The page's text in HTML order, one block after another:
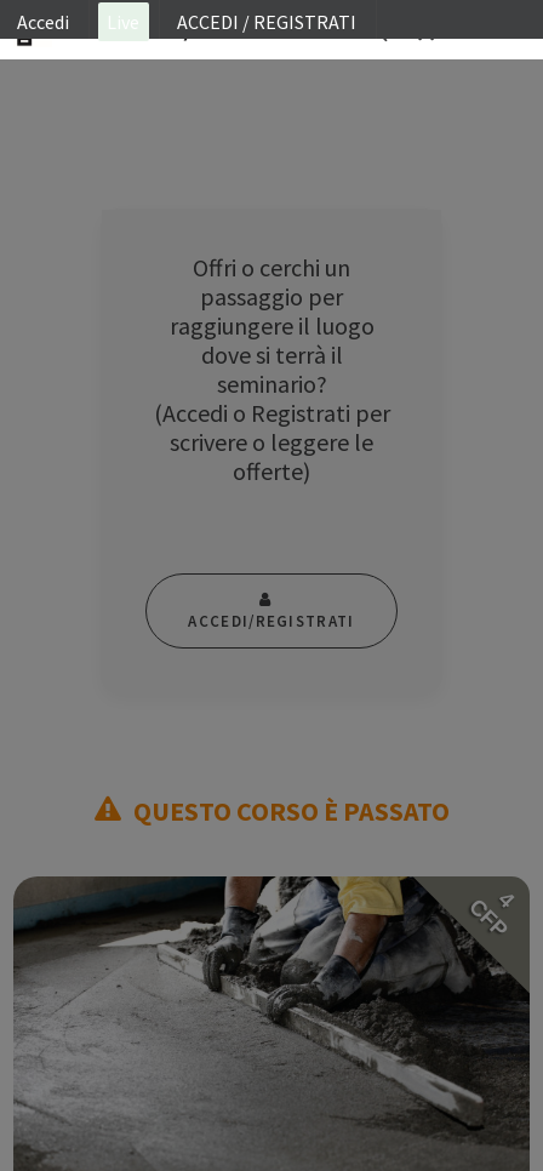
Accedi Live ACCEDI / REGISTRATI
Offri o cerchi un
passaggio per
raggiungere il luogo
dove si terrà il
seminario?
(Accedi o Registrati per
scrivere o leggere le
offerte)
ACCEDI/REGISTRATI
QUESTO CORSO È PASSATO
4
CFP